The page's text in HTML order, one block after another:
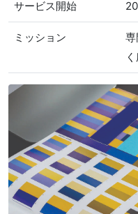
サービス開始
ミッション